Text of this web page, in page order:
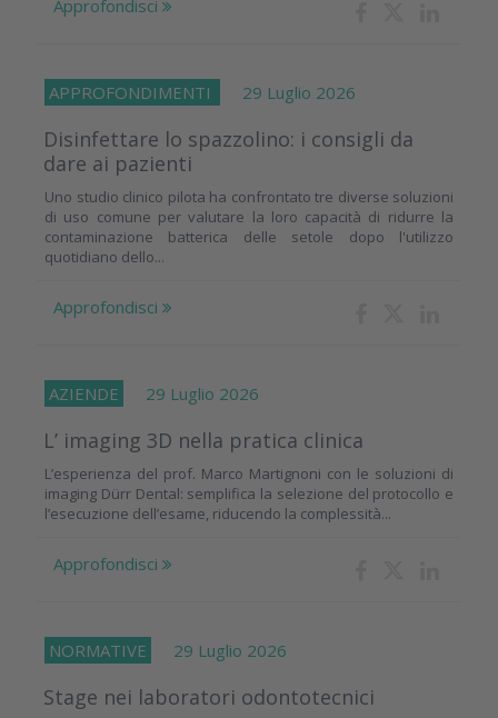
Approfondisci
APPROFONDIMENTI 29 Luglio 2026
Disinfettare lo spazzolino: i consigli da
dare ai pazienti
Uno studio clinico pilota ha confrontato tre diverse soluzioni
di uso comune per valutare la loro capacità di ridurre la
contaminazione batterica delle setole dopo l'utilizzo
quotidiano dello...
Approfondisci
AZIENDE 29 Luglio 2026
L’ imaging 3D nella pratica clinica
L’esperienza del prof. Marco Martignoni con le soluzioni di
imaging Dürr Dental: semplifica la selezione del protocollo e
l’esecuzione dell’esame, riducendo la complessità...
Approfondisci
NORMATIVE 29 Luglio 2026
Stage nei laboratori odontotecnici